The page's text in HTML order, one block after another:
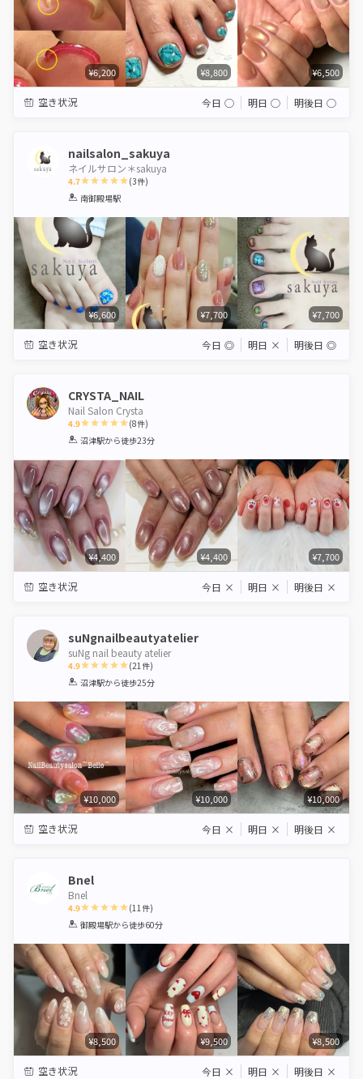
¥6,200 ¥8,800 ¥6,500
空き状況 今日 ◯ 明日 ◯ 明後日 ◯
nailsalon_sakuya
ネイルサロン＊sakuya
4.7
1 2 3 4 5
(3件)
南御殿場駅
¥6,600 ¥7,700 ¥7,700
空き状況 今日 ◎ 明日 × 明後日 ◎
CRYSTA_NAIL
Nail Salon Crysta
4.9
1 2 3 4 5
(8件)
沼津駅から徒歩23分
¥4,400 ¥4,400 ¥7,700
空き状況 今日 × 明日 × 明後日 ×
suNgnailbeautyatelier
suNg nail beauty atelier
4.9
1 2 3 4 5
(21件)
沼津駅から徒歩25分
¥10,000 ¥10,000 ¥10,000
空き状況 今日 × 明日 × 明後日 ×
Bnel
Bnel
4.9
1 2 3 4 5
(11件)
御殿場駅から徒歩60分
¥8,500 ¥9,500 ¥8,500
空き状況 今日 × 明日 × 明後日 ×